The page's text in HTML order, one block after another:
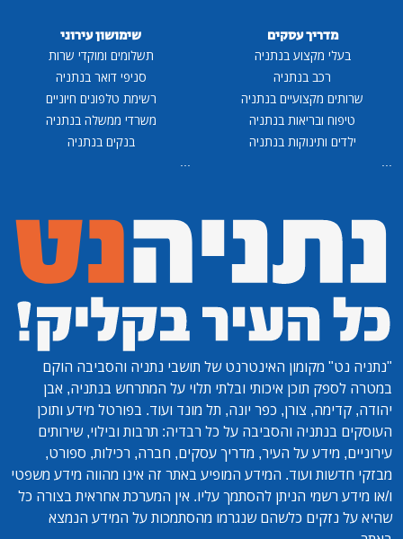
מדריך עסקים
בעלי מקצוע בנתניה
רכב בנתניה
שרותים מקצועיים בנתניה
טיפוח ובריאות בנתניה
ילדים ותינוקות בנתניה
...
שימושון עירוני
תשלומים ומוקדי שרות
סניפי דואר בנתניה
רשימת טלפונים חיוניים
משרדי ממשלה בנתניה
בנקים בנתניה
...
"נתניה נט" מקומון האינטרנט של תושבי נתניה והסביבה הוקם
במטרה לספק תוכן איכותי ובלתי תלוי על המתרחש בנתניה, אבן
יהודה, קדימה, צורן, כפר יונה, תל מונד ועוד. בפורטל מידע ותוכן
העוסקים בנתניה והסביבה על כל רבדיה: תרבות ובילוי, שירותים
עירוניים, מידע על העיר, מדריך עסקים, חברה, רכילות, ספורט,
מבזקי חדשות ועוד. המידע המופיע באתר זה אינו מהווה מידע משפטי
ו/או מידע רשמי הניתן להסתמך עליו. אין המערכת אחראית בצורה כל
שהיא על נזקים כלשהם שנגרמו מהסתמכות על המידע הנמצא